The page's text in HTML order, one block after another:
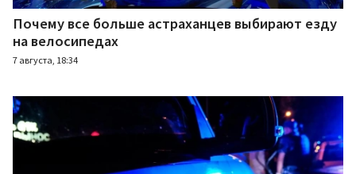
Почему все больше астраханцев выбирают езду
на велосипедах
7 августа, 18:34